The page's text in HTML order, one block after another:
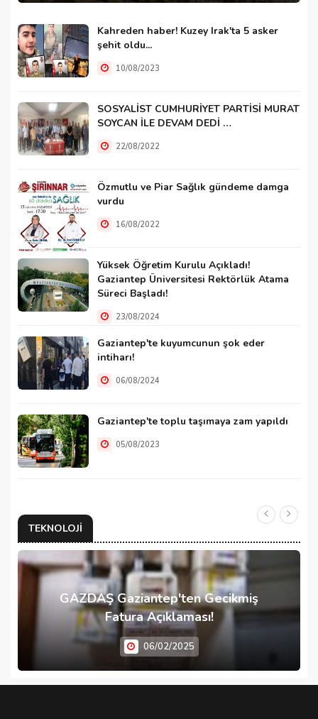
Kahreden haber! Kuzey Irak'ta 5 asker
şehit oldu...
10/08/2023
SOSYALİST CUMHURİYET PARTİSİ MURAT
SOYCAN İLE DEVAM DEDİ …
22/08/2022
Özmutlu ve Piar Sağlık gündeme damga
vurdu
16/08/2022
Yüksek Öğretim Kurulu Açıkladı!
Gaziantep Üniversitesi Rektörlük Atama
Süreci Başladı!
23/08/2024
Gaziantep'te kuyumcunun şok eder
intiharı!
06/08/2024
Gaziantep'te toplu taşımaya zam yapıldı
05/08/2023
TEKNOLOJI
GAZDAŞ Gaziantep'ten Gecikmiş
Fatura Açıklaması!
06/02/2025